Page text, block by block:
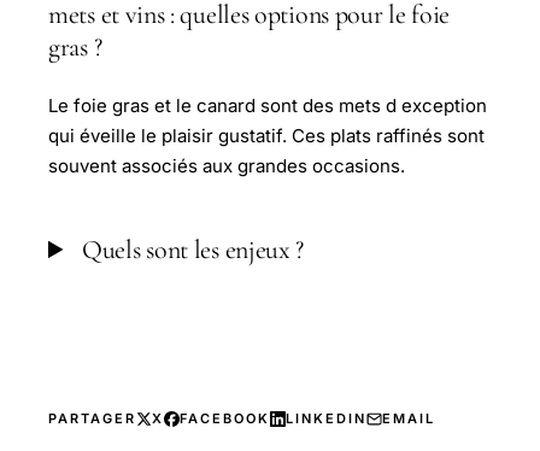
mets et vins : quelles options pour le foie
gras ?
Le foie gras et le canard sont des mets d exception
qui éveille le plaisir gustatif. Ces plats raffinés sont
souvent associés aux grandes occasions.
Quels sont les enjeux ?
PARTAGER X FACEBOOK LINKEDIN EMAIL